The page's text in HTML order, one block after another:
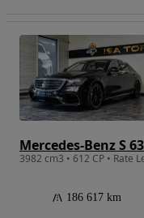
Mercedes-Benz S
3982 cm3 • 612 CP • Rate
186 617 km